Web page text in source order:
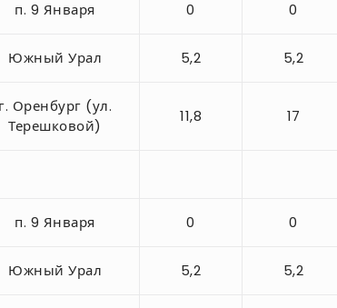
п. 9 Января 0 0
Южный Урал 5,2 5,2
г. Оренбург (ул.
Терешковой)
11,8 17
п. 9 Января 0 0
Южный Урал 5,2 5,2